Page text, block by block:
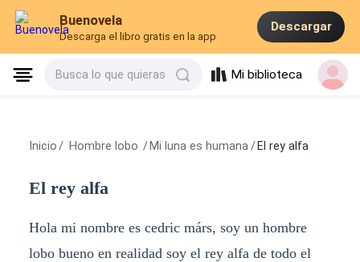
Buenovela
Descarga el libro gratis en la app
Descargar
Busca lo que quieras Mi biblioteca
Inicio / Hombre lobo / Mi luna es humana / El rey alfa
El rey alfa
Hola mi nombre es cedric márs, soy un hombre
lobo bueno en realidad soy el rey alfa de todo el